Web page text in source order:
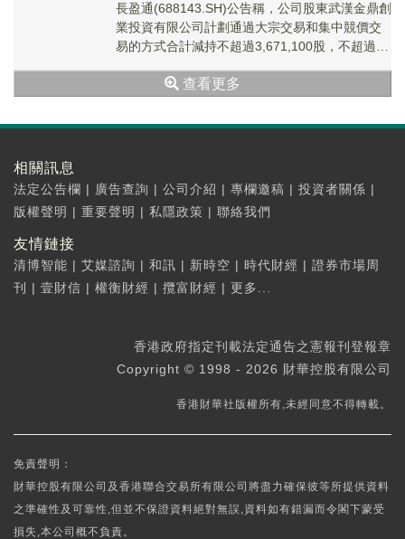
長盈通(688143.SH)公告稱，公司股東武漢金鼎創
業投資有限公司計劃通過大宗交易和集中競價交
易的方式合計減持不超過3,671,100股，不超過
查看更多
相關訊息
法定公告欄 | 廣告查詢 | 公司介紹 | 專欄邀稿 | 投資者關係 |
版權聲明 | 重要聲明 | 私隱政策 | 聯絡我們
友情鏈接
清博智能 | 艾媒諮詢 | 和訊 | 新時空 | 時代財經 | 證券市場周
刊
| 壹財信 | 權衡財經 | 攬富財經 | 更多...
香港政府指定刊載法定通告之憲報刊登報章
Copyright © 1998 - 2026 財華控股有限公司
香港財華社版權所有,未經同意不得轉載。
免責聲明：
財華控股有限公司及香港聯合交易所有限公司將盡力確保彼等所提供資料
之準確性及可靠性,但並不保證資料絕對無誤,資料如有錯漏而令閣下蒙受
損失,本公司概不負責。